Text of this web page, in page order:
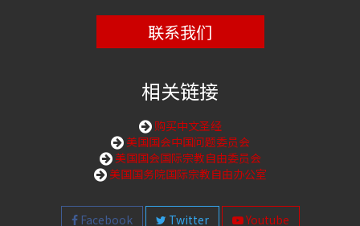
联系我们
相关链接
购买中文圣经
美国国会中国问题委员会
美国国会国际宗教自由委员会
美国国务院国际宗教自由办公室
Facebook Twitter Youtube